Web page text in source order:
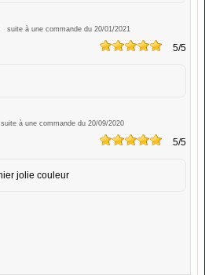
suite à une commande du 20/01/2021
5/5
suite à une commande du 20/09/2020
5/5
jolie couleur